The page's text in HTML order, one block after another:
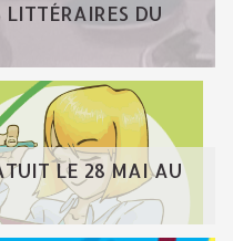
LITTÉRAIRES DU
LE 28 MAI AU